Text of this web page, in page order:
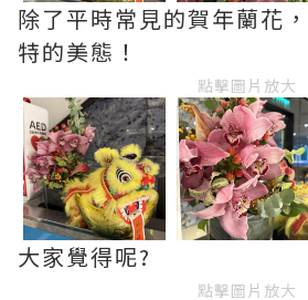
除了平時常見的賀年蘭花
特的美態！
點擊圖片放大
大家覺得呢?
點擊圖片放大